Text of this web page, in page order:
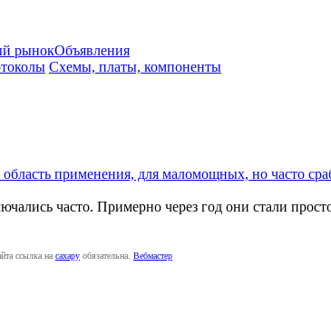
рынокОбъявления
Схемы, платы, компоненты
применения, для маломощных, но часто
часто. Примерно через год они стали
ссылка на caxapу обязательна. Вебмастер